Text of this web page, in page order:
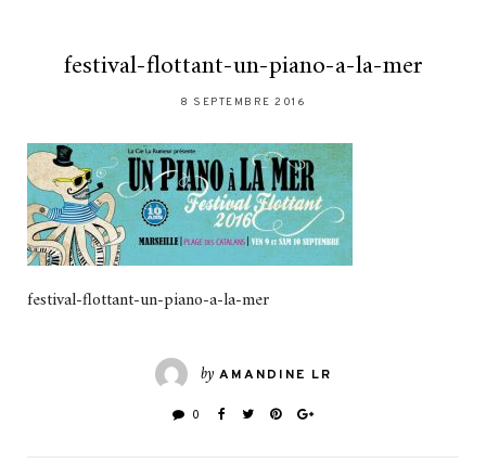
festival-flottant-un-piano-a-la-mer
8 SEPTEMBRE 2016
festival-flottant-un-piano-a-la-mer
by AMANDINE LR
0